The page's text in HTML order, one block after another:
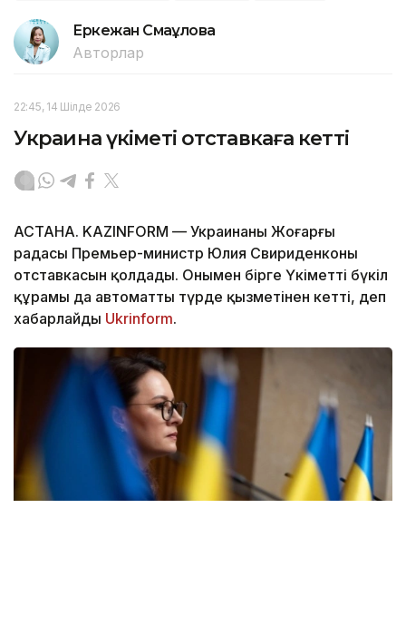
Еркежан Смағұлова
Авторлар
22:45, 14 Шілде 2026
Украина үкіметі отставкаға кетті
АСТАНА. KAZINFORM — Украинаның Жоғарғы
радасы Премьер-министр Юлия Свириденконың
отставкасын қолдады. Онымен бірге Үкіметтің бүкіл
құрамы да автоматты түрде қызметінен кетті, деп
хабарлайды Ukrinform.